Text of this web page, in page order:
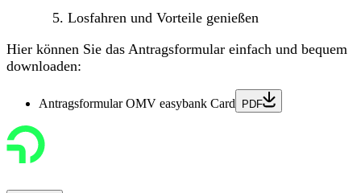
Losfahren und Vorteile genießen
Hier können Sie das Antragsformular einfach und bequem
downloaden:
Antragsformular OMV easybank Card PDF